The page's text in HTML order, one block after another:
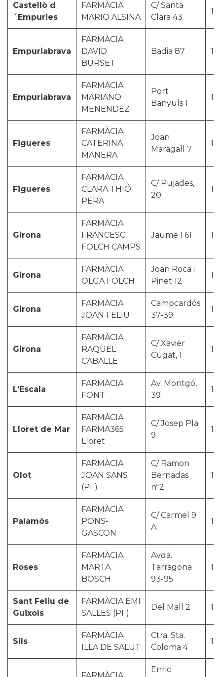
Castellò d
´Empuries
FARMÀCIA
MARIO ALSINA
C/ Santa
Clara 43
Empuriabrava
FARMÀCIA
DAVID
BURSET
Badia 87
Empuriabrava
FARMÀCIA
MARIANO
MENENDEZ
Port
Banyuls 1
Figueres
FARMÀCIA
CATERINA
MANERA
Joan
Maragall 7
Figueres
FARMÀCIA
CLARA THIÓ
PERA
C/ Pujades,
20
Girona
FARMÀCIA
FRANCESC
FOLCH CAMPS
Jaume I 61
Girona
FARMÀCIA
OLGA FOLCH
Joan Roca i
Pinet 12
Girona
FARMÀCIA
JOAN FELIU
Campcardós
37-39
Girona
FARMÀCIA
RAQUEL
CABALLE
C/ Xavier
Cugat, 1
L’Escala
FARMÀCIA
FONT
Av. Montgó,
39
Lloret de Mar
FARMÀCIA
FARMA365
Lloret
C/ Josep Pla
9
Olot
FARMÀCIA
JOAN SANS
(PF)
C/ Ramon
Bernadas
nº2
Palamós
FARMÀCIA
PONS-
GASCON
C/ Carmel 9
A
Roses
FARMÀCIA
MARTA
BOSCH
Avda.
Tarragona
93-95
Sant Feliu de
Guixols
FARMÀCIA EMI
SALLES (PF)
Del Mall 2
Sils
FARMÀCIA
ILLA DE SALUT
Ctra. Sta.
Coloma 4
Enric